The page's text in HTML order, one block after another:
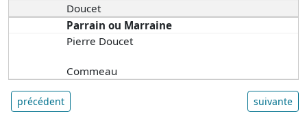
Doucet
Parrain ou Marraine
Pierre Doucet
Commeau
précédent suivante